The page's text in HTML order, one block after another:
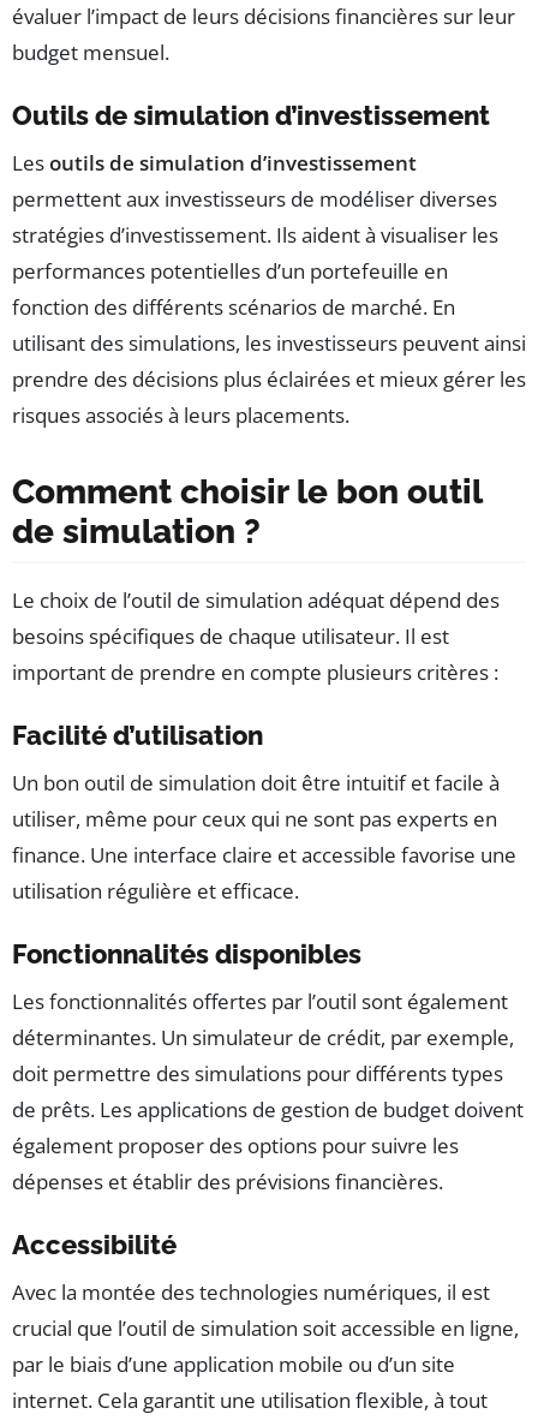
évaluer l’impact de leurs décisions financières sur leur
budget mensuel.
Outils de simulation d’investissement
Lesoutils de simulation d’investissement
permettent aux investisseurs de modéliser diverses
stratégies d’investissement. Ils aident à visualiser les
performances potentielles d’un portefeuille en
fonction des différents scénarios de marché. En
utilisant des simulations, les investisseurs peuvent ainsi
prendre des décisions plus éclairées et mieux gérer les
risques associés à leurs placements.
Comment choisir le bon outil
de simulation ?
Le choix de l’outil de simulation adéquat dépend des
besoins spécifiques de chaque utilisateur. Il est
important de prendre en compte plusieurs critères :
Facilité d’utilisation
Un bon outil de simulation doit être intuitif et facile à
utiliser, même pour ceux qui ne sont pas experts en
finance. Une interface claire et accessible favorise une
utilisation régulière et efficace.
Fonctionnalités disponibles
Les fonctionnalités offertes par l’outil sont également
déterminantes. Un simulateur de crédit, par exemple,
doit permettre des simulations pour différents types
de prêts. Les applications de gestion de budget doivent
également proposer des options pour suivre les
dépenses et établir des prévisions financières.
Accessibilité
Avec la montée des technologies numériques, il est
crucial que l’outil de simulation soit accessible en ligne,
par le biais d’une application mobile ou d’un site
internet. Cela garantit une utilisation flexible, à tout